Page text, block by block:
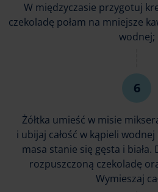
W międzyczasie przygotuj
czekoladę połam na mniejsze
wodnej;
Żółtka umieść w misie
i ubijaj całość w kąpieli
masa stanie się gęsta i
rozpuszczoną czekoladę
Wymieszaj